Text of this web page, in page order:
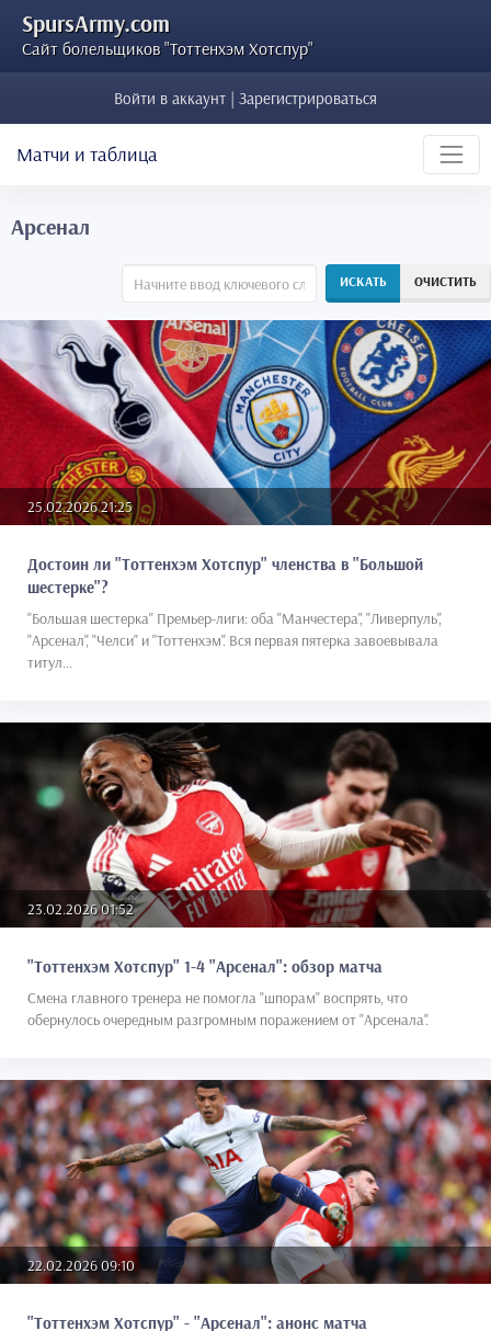
SpursArmy.com
Сайт болельщиков "Тоттенхэм Хотспур"
Войти в аккаунт | Зарегистрироваться
Матчи и таблица
Арсенал
ИСКАТЬ ОЧИСТИТЬ
25.02.2026 21:25
Достоин ли "Тоттенхэм Хотспур" членства в "Большой
шестерке"?
"Большая шестерка" Премьер-лиги: оба "Манчестера", "Ливерпуль",
"Арсенал", "Челси" и "Тоттенхэм". Вся первая пятерка завоевывала
титул...
23.02.2026 01:52
"Тоттенхэм Хотспур" 1-4 "Арсенал": обзор матча
Смена главного тренера не помогла "шпорам" воспрять, что
обернулось очередным разгромным поражением от "Арсенала".
22.02.2026 09:10
"Тоттенхэм Хотспур" - "Арсенал": анонс матча